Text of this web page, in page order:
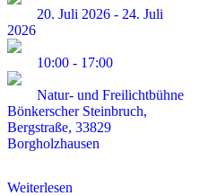
20. Juli 2026 - 24. Juli
2026
10:00 - 17:00
Natur- und Freilichtbühne
Bönkerscher Steinbruch,
Bergstraße, 33829
Borgholzhausen
Weiterlesen